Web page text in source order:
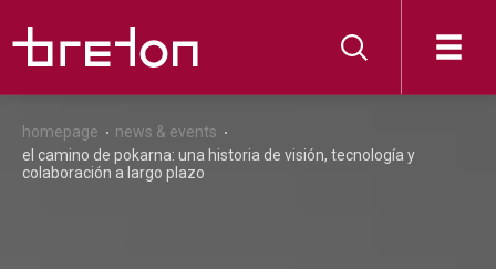
homepage
news & events
el camino de pokarna: una historia de visión, tecnología y
colaboración a largo plazo